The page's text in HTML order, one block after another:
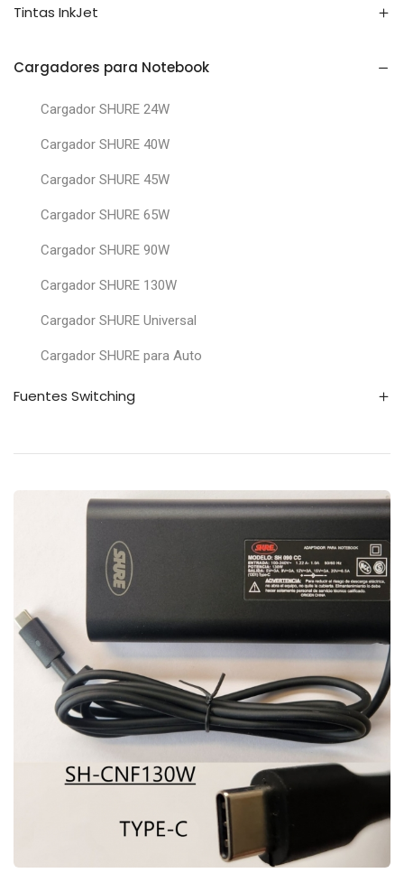
Tintas InkJet
Cargadores para Notebook
Cargador SHURE 24W
Cargador SHURE 40W
Cargador SHURE 45W
Cargador SHURE 65W
Cargador SHURE 90W
Cargador SHURE 130W
Cargador SHURE Universal
Cargador SHURE para Auto
Fuentes Switching